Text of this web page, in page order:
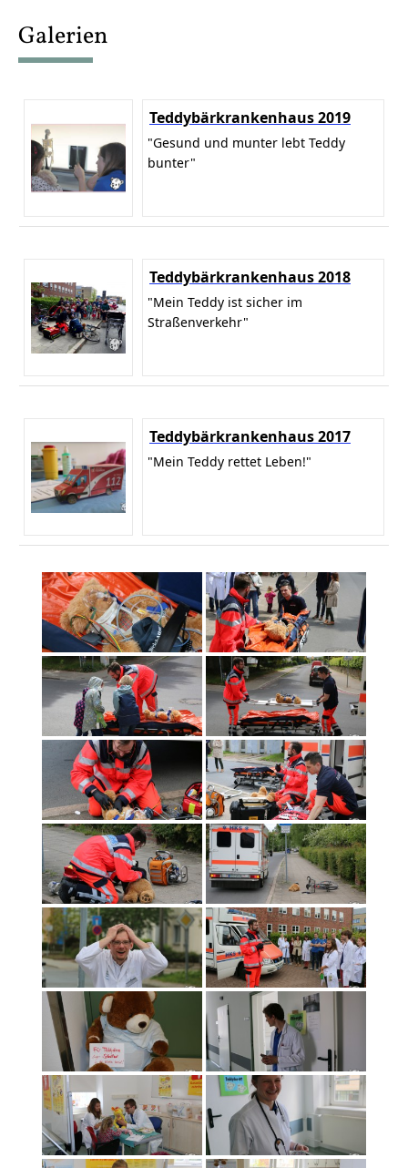
Galerien
Teddybärkrankenhaus 2019
"Gesund und munter lebt Teddy
bunter"
Teddybärkrankenhaus 2018
"Mein Teddy ist sicher im
Straßenverkehr"
Teddybärkrankenhaus 2017
"Mein Teddy rettet Leben!"